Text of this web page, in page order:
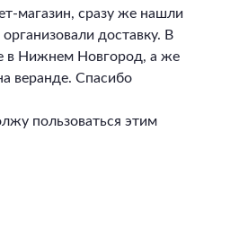
магазин, сразу же нашли
доставку. В
в Нижнем Новгород, а же
веранде. Спасибо
пользоваться этим